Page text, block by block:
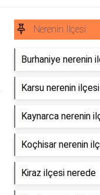
Nerenin İlçesi
Burhaniye nerenin
Karsu nerenin ilçesi
Kaynarca nerenin
Koçhisar nerenin
Kiraz ilçesi nerede